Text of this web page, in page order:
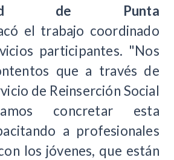
de Punta
el trabajo coordinado
participantes. "Nos
que a través de
de Reinserción Social
concretar esta
a profesionales
los jóvenes, que están